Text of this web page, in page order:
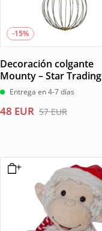
-15%
Decoración colgante
Mounty – Star Trading
Entrega en 4-7 días
57EUR
El
57 EUR.
48 EUR
El
48 EUR.